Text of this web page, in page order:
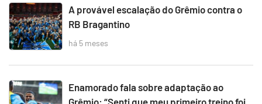
A provável escalação do Grêmio contra o
RB Bragantino
há 5 meses
Enamorado fala sobre adaptação ao